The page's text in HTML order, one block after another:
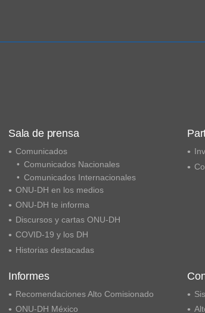
Sala de prensa
Comunicados
Comunicados Nacionales
Comunicados Internacionales
ONU-DH en los medios
ONU-DH te informa
Discursos y cartas ONU-DH
COVID-19 y los DH
Historias destacadas
Informes
Recomendaciones Alto Comisionado
ONU-DH México